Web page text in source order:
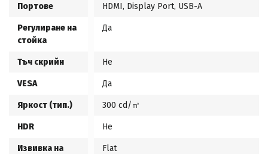
Портове HDMI, Display Port, USB-A
Регулиране на
стойка
Да
Тъч скрийн Не
VESA Да
Яркост (тип.) 300 cd/㎡
HDR Не
Извивка на
Flat